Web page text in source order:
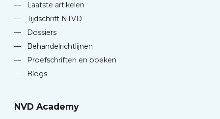
—
Laatste artikelen
—
Tijdschrift NTVD
—
Dossiers
—
Behandelrichtlijnen
—
Proefschriften en boeken
—
Blogs
NVD Academy